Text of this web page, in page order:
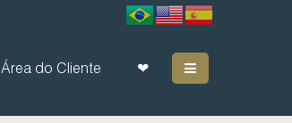
❤
Área do Cliente